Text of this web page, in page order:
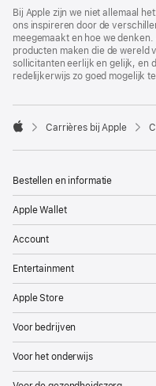
Footer
Bij Apple zijn we niet allemaal
ons inspireren door de
meegemaakt en hoe we
producten maken die de wereld
sollicitanten eerlijk en gelijk, en
redelijkerwijs zo goed mogelijk

Carrières bij Apple
Bestellen en informatie
Apple Wallet
Account
Entertainment
Apple Store
Voor bedrijven
Voor het onderwijs